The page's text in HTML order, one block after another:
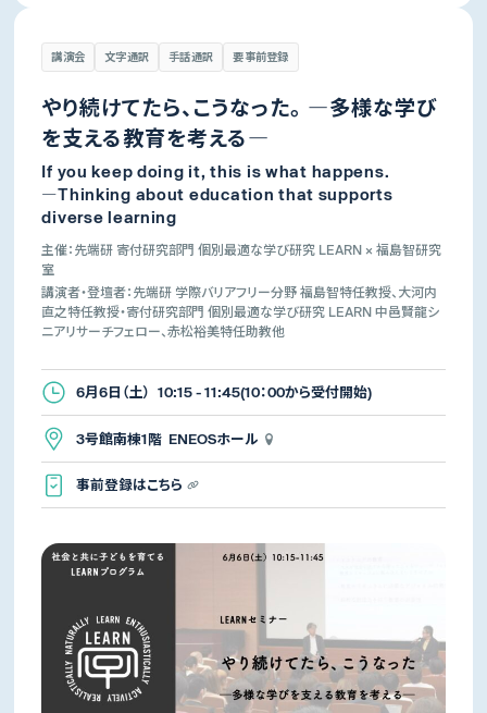
講演会 文字通訳 手話通訳 要事前登録
やり続けてたら、こうなった。 ―多様な学び
を支える教育を考える―
If you keep doing it, this is what happens.
―Thinking about education that supports
diverse learning
主催：先端研 寄付研究部門 個別最適な学び研究 LEARN × 福島智研究
室
講演者・登壇者：先端研 学際バリアフリー分野 福島智特任教授、大河内
直之特任教授・寄付研究部門 個別最適な学び研究 LEARN 中邑賢龍シ
ニアリサーチフェロー、赤松裕美特任助教他
6月6日（土） 10:15 - 11:45(10：00から受付開始)
3号館南棟1階 ENEOSホール
事前登録はこちら